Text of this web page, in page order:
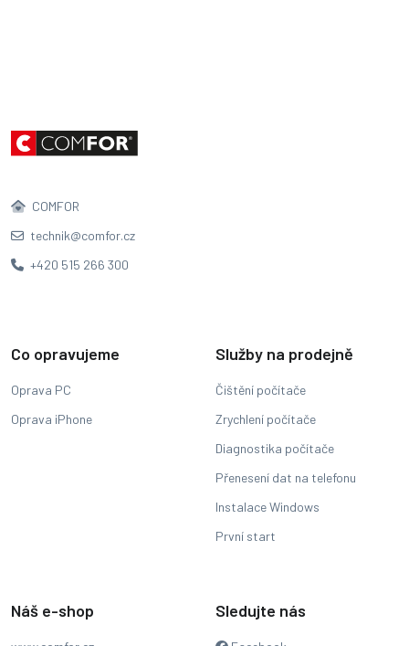
COMFOR
technik@comfor.cz
+420 515 266 300
Co opravujeme
Oprava PC
Oprava iPhone
Služby na prodejně
Čištění počítače
Zrychlení počítače
Diagnostika počítače
Přenesení dat na telefonu
Instalace Windows
První start
Náš e-shop Sledujte nás